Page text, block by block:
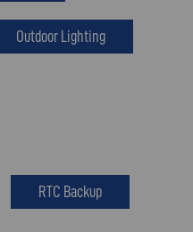
Outdoor Lighting
RTC Backup